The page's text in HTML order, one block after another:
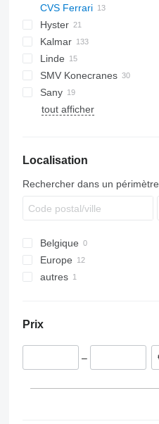
CVS Ferrari
F378
F478
F481
F500
CS
Hyster
RS
Kalmar
DRD
DRF
DRG
RTD
SMV
Linde
ML1812R
SMV Konecranes
4632 TC5
SC
Sany
SRSC
FM
TFC
tout afficher
Localisation
Rechercher dans un périmètre
Belgique
Europe
Allemagne
autres
Prix
–